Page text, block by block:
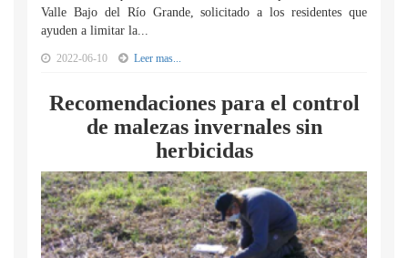
Valle Bajo del Río Grande, solicitado a los residentes que
ayuden a limitar la...
2022-06-10 Leer mas...
Recomendaciones para el control
de malezas invernales sin
herbicidas